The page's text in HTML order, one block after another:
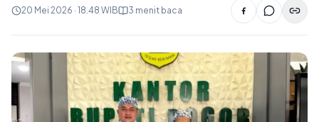
20 Mei 2026 · 18.48 WIB 3 menit baca